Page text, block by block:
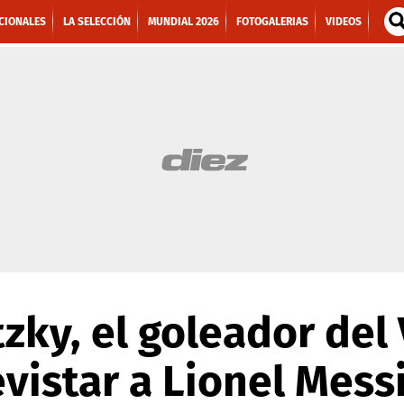
LA SELECCIÓN MUNDIAL 2026 FOTOGALERIAS VIDEOS
el goleador del
a Lionel